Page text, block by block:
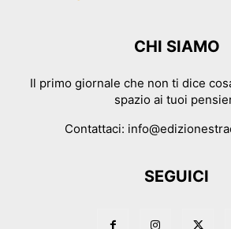
CHI SIAMO
Il primo giornale che non ti dice
spazio ai tuoi
Contattaci:
SEGUICI